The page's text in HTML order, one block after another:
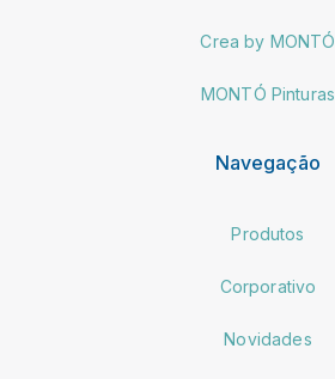
Crea by MONTÓ
MONTÓ Pinturas
Navegação
Produtos
Corporativo
Novidades